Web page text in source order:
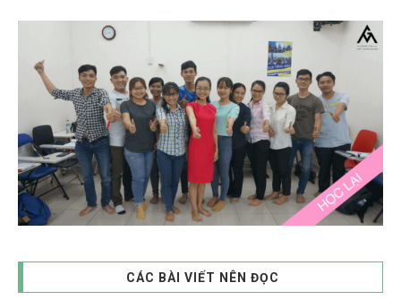
CÁC BÀI VIẾT NÊN ĐỌC